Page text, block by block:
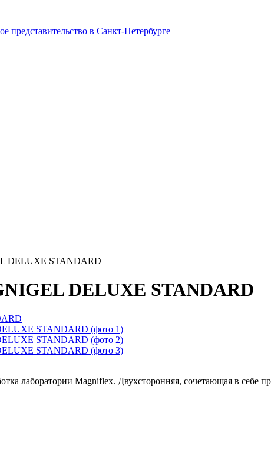
представительство в Санкт-Петербурге
DELUXE STANDARD
DELUXE STANDARD
лаборатории Magniflex. Двухсторонняя, сочетающая в себе